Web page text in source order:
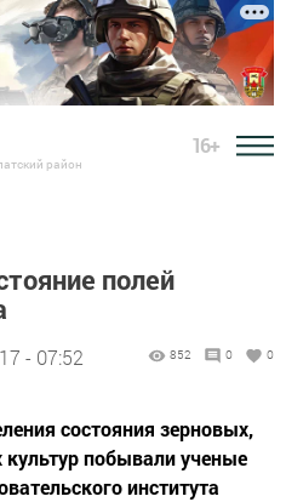
район
16+
полей
- 07:52 852 0 0
состояния зерновых,
побывали ученые
института